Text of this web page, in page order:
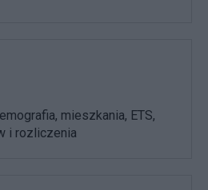
mieszkania, ETS,
i rozliczenia